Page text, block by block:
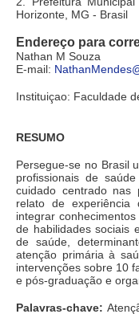
Horizonte, MG - Brasil
Endereço para
Nathan M Souza
E-mail:
Instituiçao: Faculdade
RESUMO
Persegue-se no Brasil
profissionais de
cuidado centrado nas
relato de experiência
integrar
de habilidades sociais
de saúde,
atenção primária à
intervenções sobre 10
e pós-graduação e
Palavras-chave: